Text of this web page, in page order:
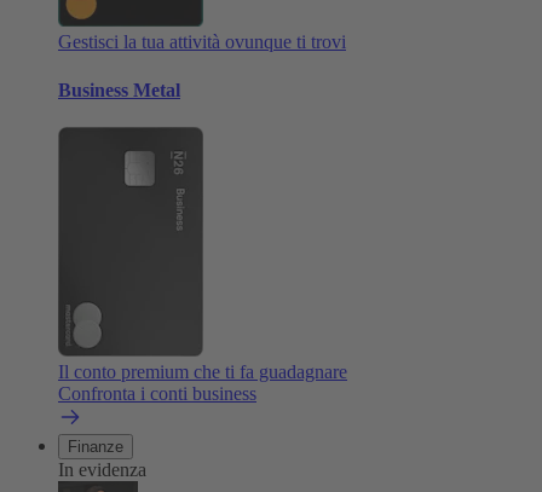
Gestisci la tua attività ovunque ti trovi
Business Metal
Il conto premium che ti fa guadagnare
Confronta i conti business
Finanze
In evidenza